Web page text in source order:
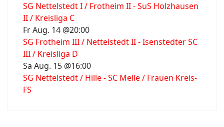
SG Nettelstedt I / Frotheim II - SuS Holzhausen
II / Kreisliga C
Fr Aug. 14 @20:00
SG Frotheim III / Nettelstedt II - Isenstedter SC
III / Kreisliga D
Sa Aug. 15 @16:00
SG Nettelstedt / Hille - SC Melle / Frauen Kreis-
FS